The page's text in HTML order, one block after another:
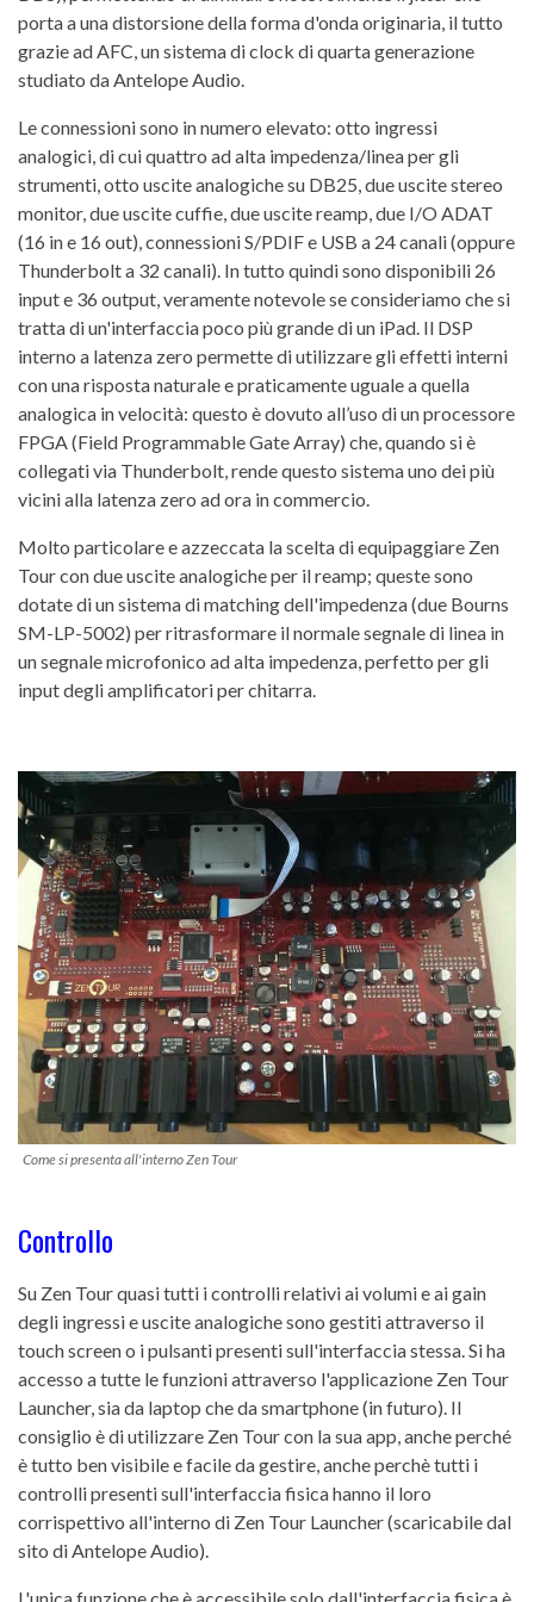
porta a una distorsione della forma d'onda originaria, il tutto
grazie ad AFC, un sistema di clock di quarta generazione
studiato da Antelope Audio.
Le connessioni sono in numero elevato: otto ingressi
analogici, di cui quattro ad alta impedenza/linea per gli
strumenti, otto uscite analogiche su DB25, due uscite stereo
monitor, due uscite cuffie, due uscite reamp, due I/O ADAT
(16 in e 16 out), connessioni S/PDIF e USB a 24 canali (oppure
Thunderbolt a 32 canali). In tutto quindi sono disponibili 26
input e 36 output, veramente notevole se consideriamo che si
tratta di un'interfaccia poco più grande di un iPad. Il DSP
interno a latenza zero permette di utilizzare gli effetti interni
con una risposta naturale e praticamente uguale a quella
analogica in velocità: questo è dovuto all’uso di un processore
FPGA (Field Programmable Gate Array) che, quando si è
collegati via Thunderbolt, rende questo sistema uno dei più
vicini alla latenza zero ad ora in commercio.
Molto particolare e azzeccata la scelta di equipaggiare Zen
Tour con due uscite analogiche per il reamp; queste sono
dotate di un sistema di matching dell'impedenza (due Bourns
SM-LP-5002) per ritrasformare il normale segnale di linea in
un segnale microfonico ad alta impedenza, perfetto per gli
input degli amplificatori per chitarra.
Come si presenta all'interno Zen Tour
Controllo
Su Zen Tour quasi tutti i controlli relativi ai volumi e ai gain
degli ingressi e uscite analogiche sono gestiti attraverso il
touch screen o i pulsanti presenti sull'interfaccia stessa. Si ha
accesso a tutte le funzioni attraverso l'applicazione Zen Tour
Launcher, sia da laptop che da smartphone (in futuro). Il
consiglio è di utilizzare Zen Tour con la sua app, anche perché
è tutto ben visibile e facile da gestire, anche perchè tutti i
controlli presenti sull'interfaccia fisica hanno il loro
corrispettivo all'interno di Zen Tour Launcher (scaricabile dal
sito di Antelope Audio).